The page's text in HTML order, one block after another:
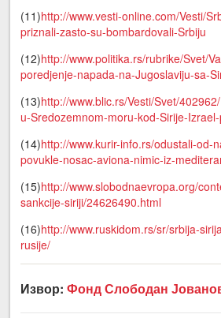
(11)http://www.vesti-online.com/Vesti/
priznali-zasto-su-bombardovali-Srbiju
(12)http://www.politika.rs/rubrike/Svet/
poredjenje-napada-na-Jugoslaviju-sa-
(13)http://www.blic.rs/Vesti/Svet/
u-Sredozemnom-moru-kod-Sirije-
(14)http://www.kurir-info.rs/odustali-od-
povukle-nosac-aviona-nimic-iz-
(15)http://www.slobodnaevropa.org/
sankcije-siriji/24626490.html
(16)http://www.ruskidom.rs/sr/srbija-
rusije/
Извор:Фонд Слободан